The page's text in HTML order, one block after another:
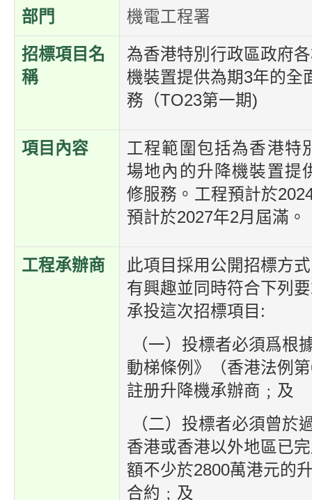
部門 機電工程署
招標項目名
稱
為香港特別行政區政府
機裝置提供為期3年的全
務（TO23第一期)
項目內容
工程範圍包括為香港特
場地內的升降機裝置提
修服務。工程預計於
預計於2027年2月屆滿。
工程承辦商
此項目採用公開招標方
有興趣並同時符合下列
承投這次招標項目:
（一）投標者必須爲根
動梯條例》（香港法例
註册升降機承辦商﹔及
（二）投標者必須曾於
香港或香港以外地區已
額不少於2800萬港元的
合約﹔及